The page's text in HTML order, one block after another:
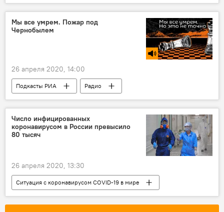
В мире
НОВОСТИ ОБЩЕСТВО
Мы все умрем. Пожар под
Чернобылем
26 апреля 2020, 14:00
Подкасты РИА Радио
Число инфицированных
коронавирусом в России превысило
80 тысяч
26 апреля 2020, 13:30
Ситуация с коронавирусом COVID-19 в мире
Россия
НОВОСТИ